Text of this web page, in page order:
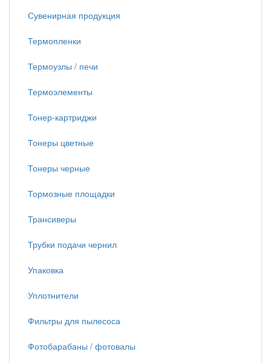
Сувенирная продукция
Термопленки
Термоузлы / печи
Термоэлементы
Тонер-картриджи
Тонеры цветные
Тонеры черные
Тормозные площадки
Трансиверы
Трубки подачи чернил
Упаковка
Уплотнители
Фильтры для пылесоса
Фотобарабаны / фотовалы